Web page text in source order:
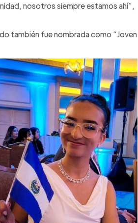
nosotros siempre estamos ahí”,
también fue nombrada como “Joven